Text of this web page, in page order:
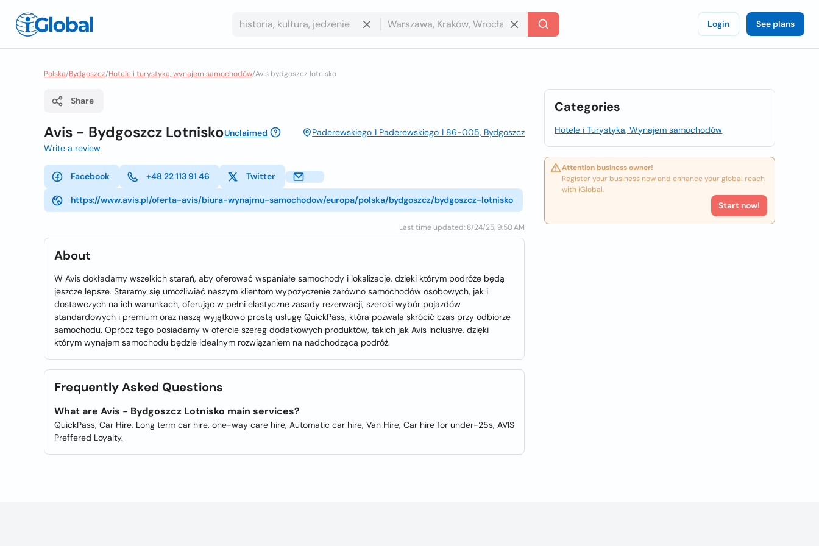
Login See plans
Polska/Bydgoszcz/Hotele i turystyka, wynajem samochodów/Avis bydgoszcz lotnisko
Share
Avis - Bydgoszcz LotniskoUnclaimed
Paderewskiego 1 Paderewskiego 1 86-005, Bydgoszcz
Write a review
Facebook +48 22 113 91 46 Twitter
https://www.avis.pl/oferta-avis/biura-wynajmu-samochodow/europa/polska/bydgoszcz/bydgoszcz-lotnisko
Last time updated: 8/24/25, 9:50 AM
About
W Avis dokładamy wszelkich starań, aby oferować wspaniałe samochody i lokalizacje, dzięki którym podróże będą
jeszcze lepsze. Staramy się umożliwiać naszym klientom wypożyczenie zarówno samochodów osobowych, jak i
dostawczych na ich warunkach, oferując w pełni elastyczne zasady rezerwacji, szeroki wybór pojazdów
standardowych i premium oraz naszą wyjątkowo prostą usługę QuickPass, która pozwala skrócić czas przy odbiorze
samochodu. Oprócz tego posiadamy w ofercie szereg dodatkowych produktów, takich jak Avis Inclusive, dzięki
którym wynajem samochodu będzie idealnym rozwiązaniem na nadchodzącą podróż.
Frequently Asked Questions
What are Avis - Bydgoszcz Lotnisko main services?
QuickPass, Car Hire, Long term car hire, one-way care hire, Automatic car hire, Van Hire, Car hire for under-25s, AVIS
Preffered Loyalty.
Categories
Hotele i Turystyka, Wynajem samochodów
Attention business owner!
Register your business now and enhance your global reach
with iGlobal.
Start now!